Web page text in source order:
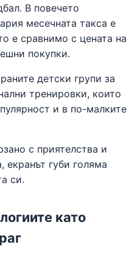
В повечето
месечната такса е
е сравнимо с цената на
покупки.
детски групи за
тренировки, които
и в по-малките
с приятелства и
екранът губи голяма
си.
като